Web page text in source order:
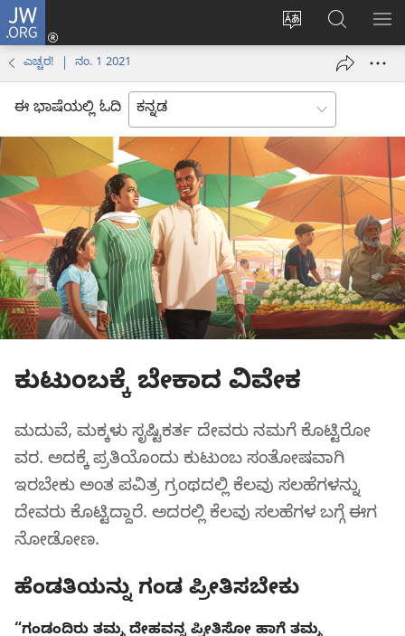
JW.ORG
ವೆಬ್‌ಸೈಟ್‌ನ
ಭಾಷೆಯನ್ನು
ಬದಲಿಸು
ಲಾಗ್
ಇನ್
new
ಹುಡುಕಿ
ಎಚ್ಚರ! | ನಂ. 1 2021
ಈ ಭಾಷೆಯಲ್ಲಿ ಓದಿ
ಕುಟುಂಬಕ್ಕೆ ಬೇಕಾದ ವಿವೇಕ
ಮದುವೆ, ಮಕ್ಕಳು ಸೃಷ್ಟಿಕರ್ತ ದೇವರು ನಮಗೆ ಕೊಟ್ಟಿರೋ
ವರ. ಅದಕ್ಕೆ ಪ್ರತಿಯೊಂದು ಕುಟುಂಬ ಸಂತೋಷವಾಗಿ
ಇರಬೇಕು ಅಂತ ಪವಿತ್ರ ಗ್ರಂಥದಲ್ಲಿ ಕೆಲವು ಸಲಹೆಗಳನ್ನು
ದೇವರು ಕೊಟ್ಟಿದ್ದಾರೆ. ಅದರಲ್ಲಿ ಕೆಲವು ಸಲಹೆಗಳ ಬಗ್ಗೆ ಈಗ
ನೋಡೋಣ.
ಹೆಂಡತಿಯನ್ನು ಗಂಡ ಪ್ರೀತಿಸಬೇಕು
“ಗಂಡಂದಿರು ತಮ್ಮ ದೇಹವನ್ನ ಪ್ರೀತಿಸೋ ಹಾಗೆ ತಮ್ಮ